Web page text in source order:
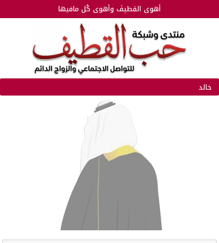
أهوى القطيفَ وأهوى كُل مافيها
خالد